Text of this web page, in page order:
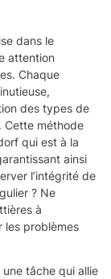
dans le
attention
Chaque
des types de
Cette méthode
qui est à la
ainsi
l’intégrité de
? Ne
à
les problèmes
tâche qui allie